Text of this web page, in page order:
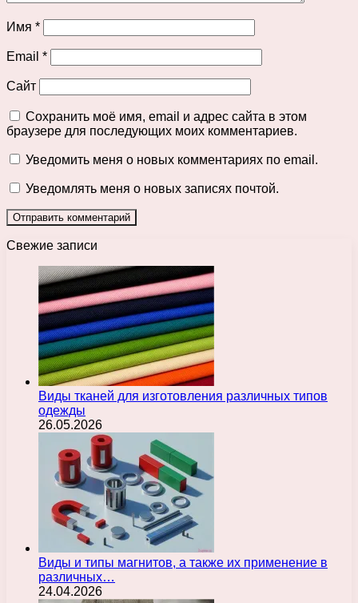
Имя *
Email *
Сайт
Сохранить моё имя, email и адрес сайта в этом
браузере для последующих моих комментариев.
Уведомить меня о новых комментариях по email.
Уведомлять меня о новых записях почтой.
Свежие записи
Виды тканей для изготовления различных типов
одежды
26.05.2026
Виды и типы магнитов, а также их применение в
различных…
24.04.2026